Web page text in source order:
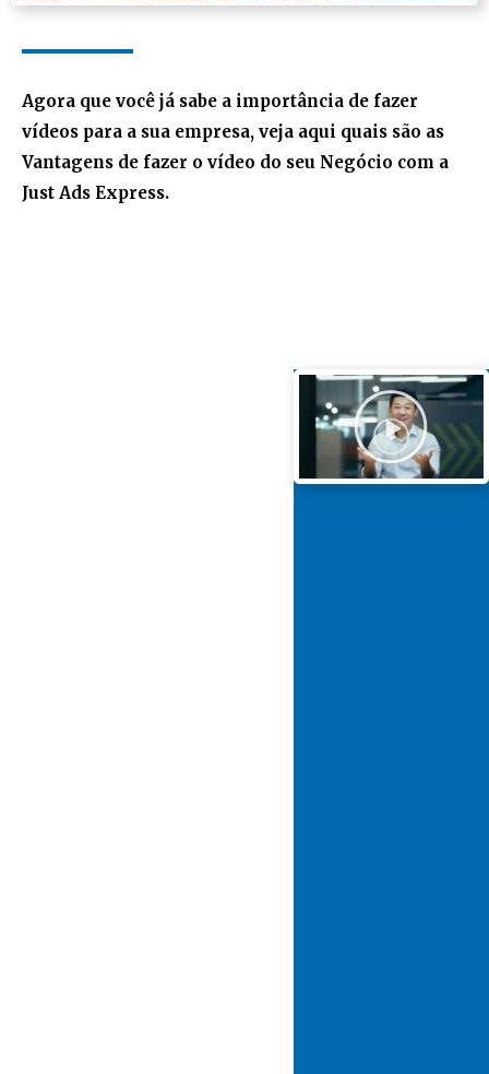
Agora que você já sabe a importância de fazer
vídeos para a sua empresa, veja aqui quais são as
Vantagens de fazer o vídeo do seu Negócio com a
Just Ads Express.